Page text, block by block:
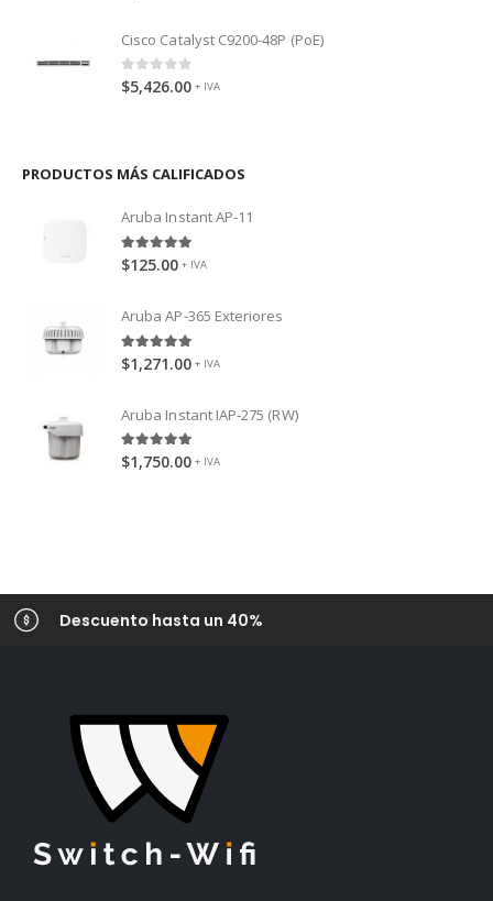
Cisco Catalyst C9200-48P (PoE)
0out of 5
$5,426.00 + IVA
PRODUCTOS MÁS CALIFICADOS
Aruba Instant AP-11
5.00out of 5
$125.00 + IVA
Aruba AP-365 Exteriores
5.00out of 5
$1,271.00 + IVA
Aruba Instant IAP-275 (RW)
5.00out of 5
$1,750.00 + IVA
Descuento hasta un 40%